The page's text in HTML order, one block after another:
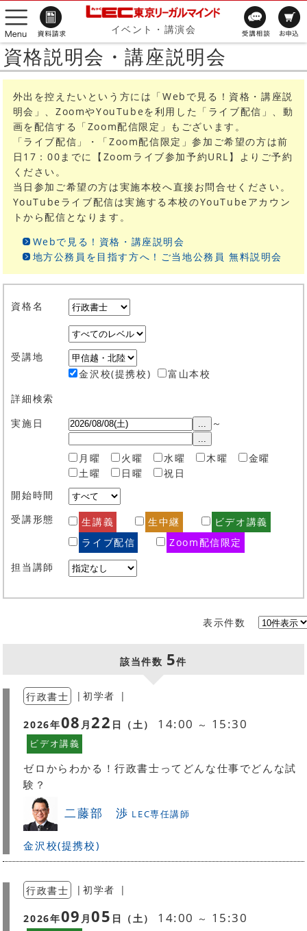
イベント・講演会
資格説明会・講座説明会
外出を控えたいという方には「Webで見る！資格・講座説
明会」、ZoomやYouTubeを利用した「ライブ配信」、動
画を配信する「Zoom配信限定」もございます。
「ライブ配信」・「Zoom配信限定」参加ご希望の方は前
日17：00までに【Zoomライブ参加予約URL】よりご予約
ください。
当日参加ご希望の方は実施本校へ直接お問合せください。
YouTubeライブ配信は実施する本校のYouTubeアカウン
トから配信となります。
Webで見る！資格・講座説明会
地方公務員を目指す方へ！ご当地公務員 無料説明会
資格名
受講地
金沢校(提携校)
富山本校
詳細検索
実施日
... ～
...
月曜 火曜 水曜 木曜
金曜
土曜
日曜
祝日
開始時間
受講形態
生講義 生中継
ビデオ講義
ライブ配信
Zoom配信限定
担当講師
表示件数
該当件数 5件
行政書士 |初学者 |
2026年08 月22 日（土） 14:00 ～ 15:30
ビデオ講義
ゼロからわかる！行政書士ってどんな仕事でどんな試
験？
二藤部 渉 LEC専任講師
金沢校(提携校)
行政書士 |初学者 |
2026年09 月05 日（土） 14:00 ～ 15:30